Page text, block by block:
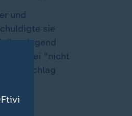
und
sie
Jugend
sei "nicht